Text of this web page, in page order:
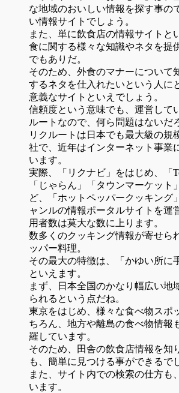
な地域のおいしい情報を探す事の
い情報サイトでしょう。
また、単に飲食店の情報サイトと
食に関する様々な知識やネタを提
でもありだ。
そのため、外食のマナーについて
するネタを仕入れたいという人に
意義なサイトといえでしょう。
信頼度という意味でも、運営して
ルートなので、何ら問題はないだ
リクルートは日本でも最大級の規
社で、近年はインターネット事業
います。
実際、「リクナビ」をはじめ、「
「じゃらん」「タウンマーケット
ど、「ホットペッパークッキング
ャンルの情報ポータルサイトを運
用者数は莫大な数に上ります。
数多くのクッキング情報が寄せら
ッパー料理。
その最大の特徴は、「かゆい所に
といえます。
まず、日本全国のかなり幅広い地
られるという点だね。
東京をはじめ、様々な食べ物スポ
ちろん、地方や離島の食べ物情報
羅しています。
そのため、田舎の飲食店情報を知
も、簡単に見つける事ができるで
また、サイト内での検索の仕方も
います。